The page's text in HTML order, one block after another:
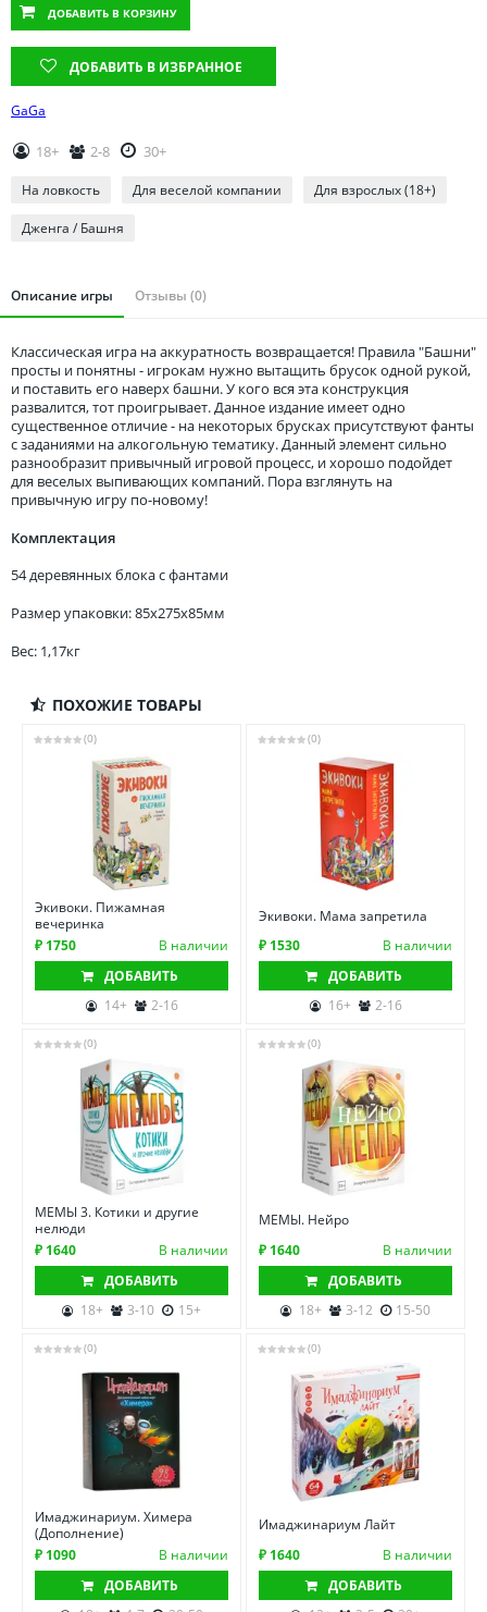
Тюменская область
Удмуртия
ДОБАВИТЬ В КОРЗИНУ
ДОБАВИТЬ В ИЗБРАННОЕ
GaGa
18+ 2-8 30+
На ловкость Для веселой компании Для взрослых (18+)
Дженга / Башня
Описание игры Отзывы (0)
Классическая игра на аккуратность возвращается! Правила "Башни"
просты и понятны - игрокам нужно вытащить брусок одной рукой,
и поставить его наверх башни. У кого вся эта конструкция
развалится, тот проигрывает. Данное издание имеет одно
существенное отличие - на некоторых брусках присутствуют фанты
с заданиями на алкогольную тематику. Данный элемент сильно
разнообразит привычный игровой процесс, и хорошо подойдет
для веселых выпивающих компаний. Пора взглянуть на
привычную игру по-новому!
Комплектация
54 деревянных блока с фантами
Размер упаковки: 85x275x85мм
Вес: 1,17кг
ПОХОЖИЕ ТОВАРЫ
(0)
Экивоки. Пижамная
вечеринка
₽ 1750
В наличии
ДОБАВИТЬ
14+
2-16
(0)
Экивоки. Мама запретила
₽ 1530
В наличии
ДОБАВИТЬ
16+
2-16
(0)
МЕМЫ 3. Котики и другие
нелюди
₽ 1640
В наличии
ДОБАВИТЬ
18+
3-10 15+
(0)
МЕМЫ. Нейро
₽ 1640
В наличии
ДОБАВИТЬ
18+
3-12 15-50
(0)
Имаджинариум. Химера
(Дополнение)
₽ 1090
В наличии
ДОБАВИТЬ
(0)
Имаджинариум Лайт
₽ 1640
В наличии
ДОБАВИТЬ